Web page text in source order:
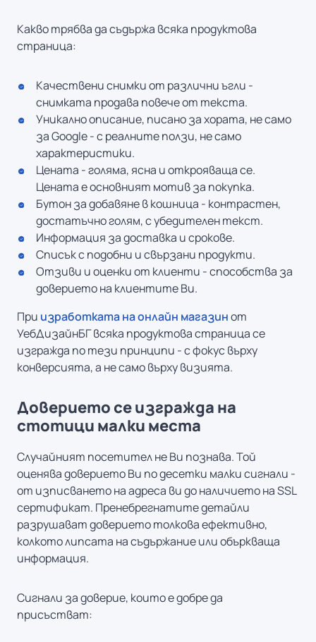
Какво трябва да съдържа всяка продуктова
страница:
Качествени снимки от различни ъгли -
снимката продава повече от текста.
Уникално описание, писано за хората, не само
за Google - с реалните ползи, не само
характеристики.
Цената - голяма, ясна и открояваща се.
Цената е основният мотив за покупка.
Бутон за добавяне в кошница - контрастен,
достатъчно голям, с убедителен текст.
Информация за доставка и срокове.
Списък с подобни и свързани продукти.
Отзиви и оценки от клиенти - способства за
доверието на клиентите Ви.
При изработката на онлайн магазинот
УебДизайнБГ всяка продуктова страница се
изгражда по тези принципи - с фокус върху
конверсията, а не само върху визията.
Доверието се изгражда на
стотици малки места
Случайният посетител не Ви познава. Той
оценява доверието Ви по десетки малки сигнали -
от изписването на адреса ви до наличието на SSL
сертификат. Пренебрегнатите детайли
разрушават доверието толкова ефективно,
колкото липсата на съдържание или объркваща
информация.
Сигнали за доверие, които е добре да
присъстват: